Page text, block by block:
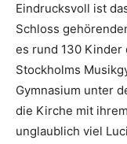
Eindrucksvoll ist
Schloss
es rund 130 Kinder
Stockholms
Gymnasium unter
die Kirche mit
unglaublich viel